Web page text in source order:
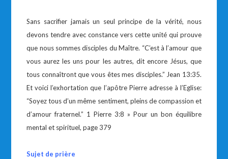
Sans sacrifier jamais un seul principe de la vérité, nous
devons tendre avec constance vers cette unité qui prouve
que nous sommes disciples du Maître. “C’est à l’amour que
vous aurez les uns pour les autres, dit encore Jésus, que
tous connaîtront que vous êtes mes disciples.” Jean 13:35.
Et voici l’exhortation que l’apôtre Pierre adresse à l’Eglise:
“Soyez tous d’un même sentiment, pleins de compassion et
d’amour fraternel.” 1 Pierre 3:8 » Pour un bon équilibre
mental et spirituel, page 379
Sujet de prière